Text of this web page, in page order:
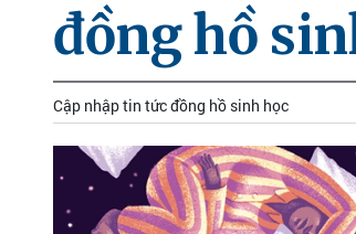
đồng hồ
Cập nhập tin tức đồng hồ sinh học